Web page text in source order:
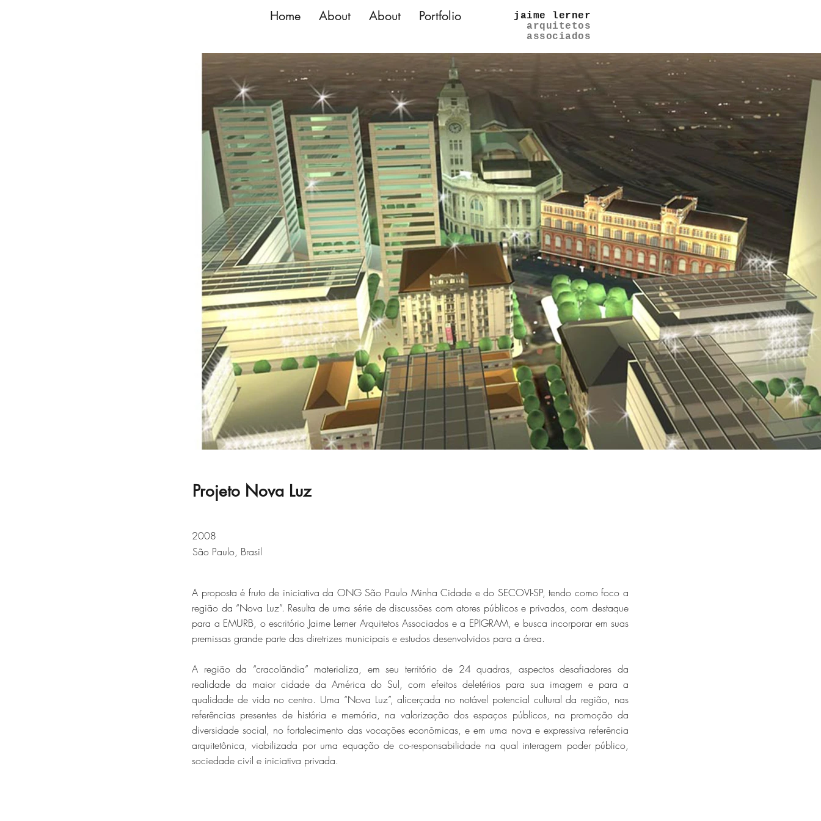
Home About About Portfolio
jaime lerner
arquitetos
associados
Projeto Nova Luz
2008
São Paulo, Brasil
A proposta é fruto de iniciativa da ONG São Paulo Minha Cidade e do SECOVI-SP, tendo como foco a
região da “Nova Luz”. Resulta de uma série de discussões com atores públicos e privados, com destaque
para a EMURB, o escritório Jaime Lerner Arquitetos Associados e a EPIGRAM, e busca incorporar em suas
premissas grande parte das diretrizes municipais e estudos desenvolvidos para a área.
A região da “cracolândia” materializa, em seu território de 24 quadras, aspectos desafiadores da
realidade da maior cidade da América do Sul, com efeitos deletérios para sua imagem e para a
qualidade de vida no centro. Uma “Nova Luz”, alicerçada no notável potencial cultural da região, nas
referências presentes de história e memória, na valorização dos espaços públicos, na promoção da
diversidade social, no fortalecimento das vocações econômicas, e em uma nova e expressiva referência
arquitetônica, viabilizada por uma equação de co-responsabilidade na qual interagem poder público,
sociedade civil e iniciativa privada.